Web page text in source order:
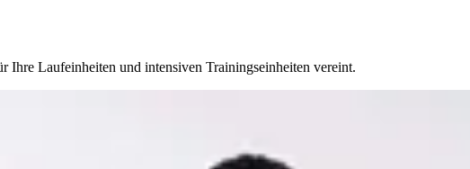
Ihre Laufeinheiten und intensiven Trainingseinheiten vereint.